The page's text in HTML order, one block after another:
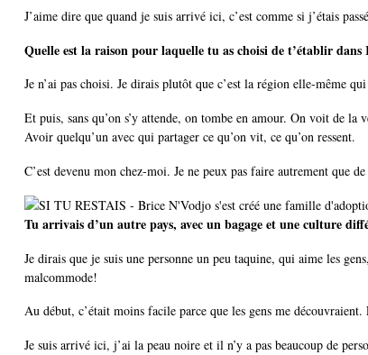
J’aime dire que quand je suis arrivé ici, c’est comme si j’étais
Quelle est la raison pour laquelle tu as choisi de t’établir
Je n’ai pas choisi. Je dirais plutôt que c’est la région elle-même
Et puis, sans qu’on s’y attende, on tombe en amour. On voit de
Avoir quelqu’un avec qui partager ce qu’on vit, ce qu’on ressent.
C’est devenu mon chez-moi. Je ne peux pas faire autrement que
Tu arrivais d’un autre pays, avec un bagage et une culture
Je dirais que je suis une personne un peu taquine, qui aime les
malcommode!
Au début, c’était moins facile parce que les gens me
Je suis arrivé ici, j’ai la peau noire et il n’y a pas beaucoup de